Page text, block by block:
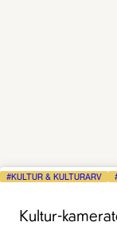
KULTUR & KULTURARV
Kultur-